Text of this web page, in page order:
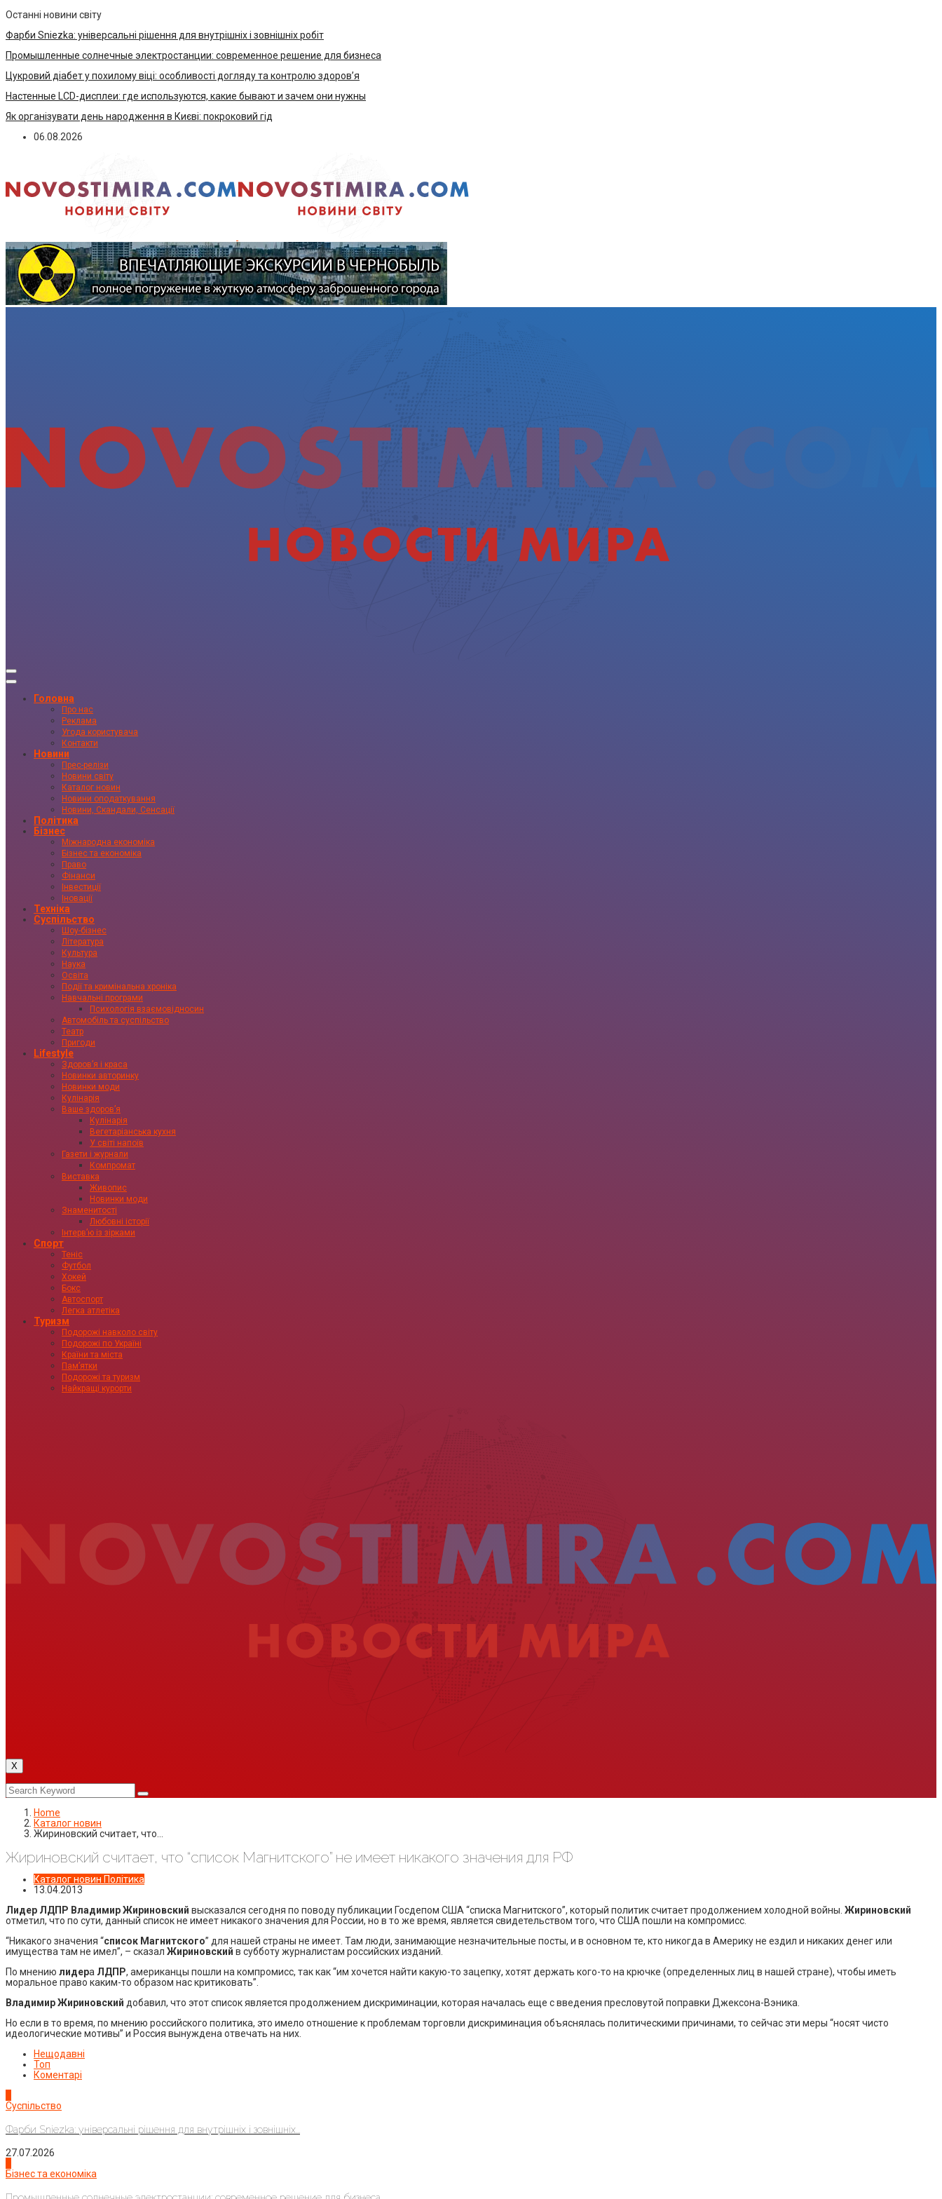
Останні новини світу
Фарби Sniezka: універсальні рішення для внутрішніх і зовнішніх робіт
Промышленные солнечные электростанции: современное решение для бизнеса
Цукровий діабет у похилому віці: особливості догляду та контролю здоров’я
Настенные LCD-дисплеи: где используются, какие бывают и зачем они нужны
Як організувати день народження в Києві: покроковий гід
06.08.2026
Головна
Про нас
Реклама
Угода користувача
Контакти
Новини
Прес-релізи
Новини світу
Каталог новин
Новини оподаткування
Новини, Скандали, Сенсації
Політика
Бізнес
Міжнародна економіка
Бізнес та економіка
Право
Фінанси
Інвестиції
Іновації
Техніка
Суспільство
Шоу-бізнес
Література
Культура
Наука
Освіта
Події та кримінальна хроніка
Навчальні програми
Психологія взаємовідносин
Автомобіль та суспільство
Театр
Пригоди
Lifestyle
Здоровʼя і краса
Новинки авторинку
Новинки моди
Кулінарія
Ваше здоровʼя
Кулінарія
Вегетаріанська кухня
У світі напоїв
Газети і журнали
Компромат
Виставка
Живопис
Новинки моди
Знаменитості
Любовні історії
Інтервʼю із зірками
Спорт
Теніс
Футбол
Хокей
Бокс
Автоспорт
Легка атлетіка
Туризм
Подорожі навколо світу
Подорожі по Україні
Країни та міста
Пам’ятки
Подорожі та туризм
Найкращі курорти
X
Home
Каталог новин
Жириновский считает, что…
Жириновский считает, что “список Магнитского” не имеет никакого значения для РФ
Каталог новин Політика
13.04.2013
Лидер ЛДПР Владимир Жириновский высказался сегодня по поводу публикации Госдепом США “списка Магнитского”, который политик считает продолжением холодной войны. Жириновский
отметил, что по сути, данный список не имеет никакого значения для России, но в то же время, является свидетельством того, что США пошли на компромисс.
“Никакого значения “список Магнитского” для нашей страны не имеет. Там люди, занимающие незначительные посты, и в основном те, кто никогда в Америку не ездил и никаких денег или
имущества там не имел”, – сказал Жириновский в субботу журналистам российских изданий.
По мнению лидера ЛДПР, американцы пошли на компромисс, так как “им хочется найти какую-то зацепку, хотят держать кого-то на крючке (определенных лиц в нашей стране), чтобы иметь
моральное право каким-то образом нас критиковать”.
Владимир Жириновский добавил, что этот список является продолжением дискриминации, которая началась еще с введения пресловутой поправки Джексона-Вэника.
Но если в то время, по мнению российского политика, это имело отношение к проблемам торговли дискриминация объяснялась политическими причинами, то сейчас эти меры “носят чисто
идеологические мотивы” и Россия вынуждена отвечать на них.
Нещодавні
Топ
Коментарі
Суспільство
Фарби Sniezka: універсальні рішення для внутрішніх і зовнішніх...
27.07.2026
Бізнес та економіка